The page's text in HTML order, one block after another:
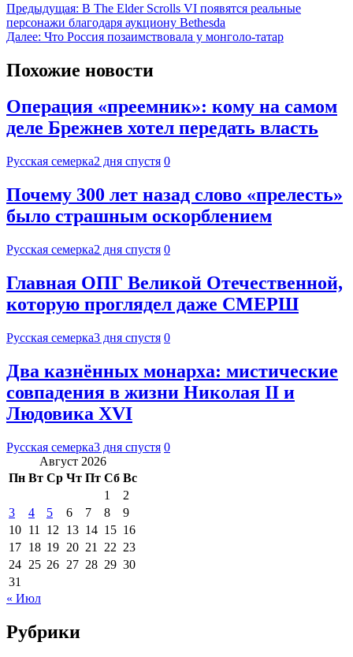
Предыдущая: В The Elder Scrolls VI появятся реальные
персонажи благодаря аукциону Bethesda
Далее: Что Россия позаимствовала у монголо-татар
Похожие новости
Операция «преемник»: кому на самом
деле Брежнев хотел передать власть
Русская семерка2 дня спустя 0
Почему 300 лет назад слово «прелесть»
было страшным оскорблением
Русская семерка2 дня спустя 0
Главная ОПГ Великой Отечественной,
которую проглядел даже СМЕРШ
Русская семерка3 дня спустя 0
Два казнённых монарха: мистические
совпадения в жизни Николая II и
Людовика XVI
Русская семерка3 дня спустя 0
Август 2026
Пн Вт Ср Чт Пт Сб Вс
1
2
3
4 5 6 7 8
9
10 11 12 13 14 15 16
17 18 19 20 21 22 23
24 25 26 27 28 29 30
31
« Июл
Рубрики